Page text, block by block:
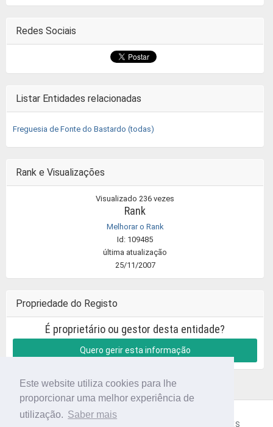
Este website utiliza cookies para lhe
proporcionar uma melhor experiência de
utilização. Saber mais
Redes Sociais
Listar Entidades relacionadas
Freguesia de Fonte do Bastardo (todas)
Rank e Visualizações
Visualizado 236 vezes
Rank
Melhorar o Rank
Id: 109485
última atualização
25/11/2007
Propriedade do Registo
É proprietário ou gestor desta entidade?
Quero gerir esta informação
TERMOS E CONDIÇÕES